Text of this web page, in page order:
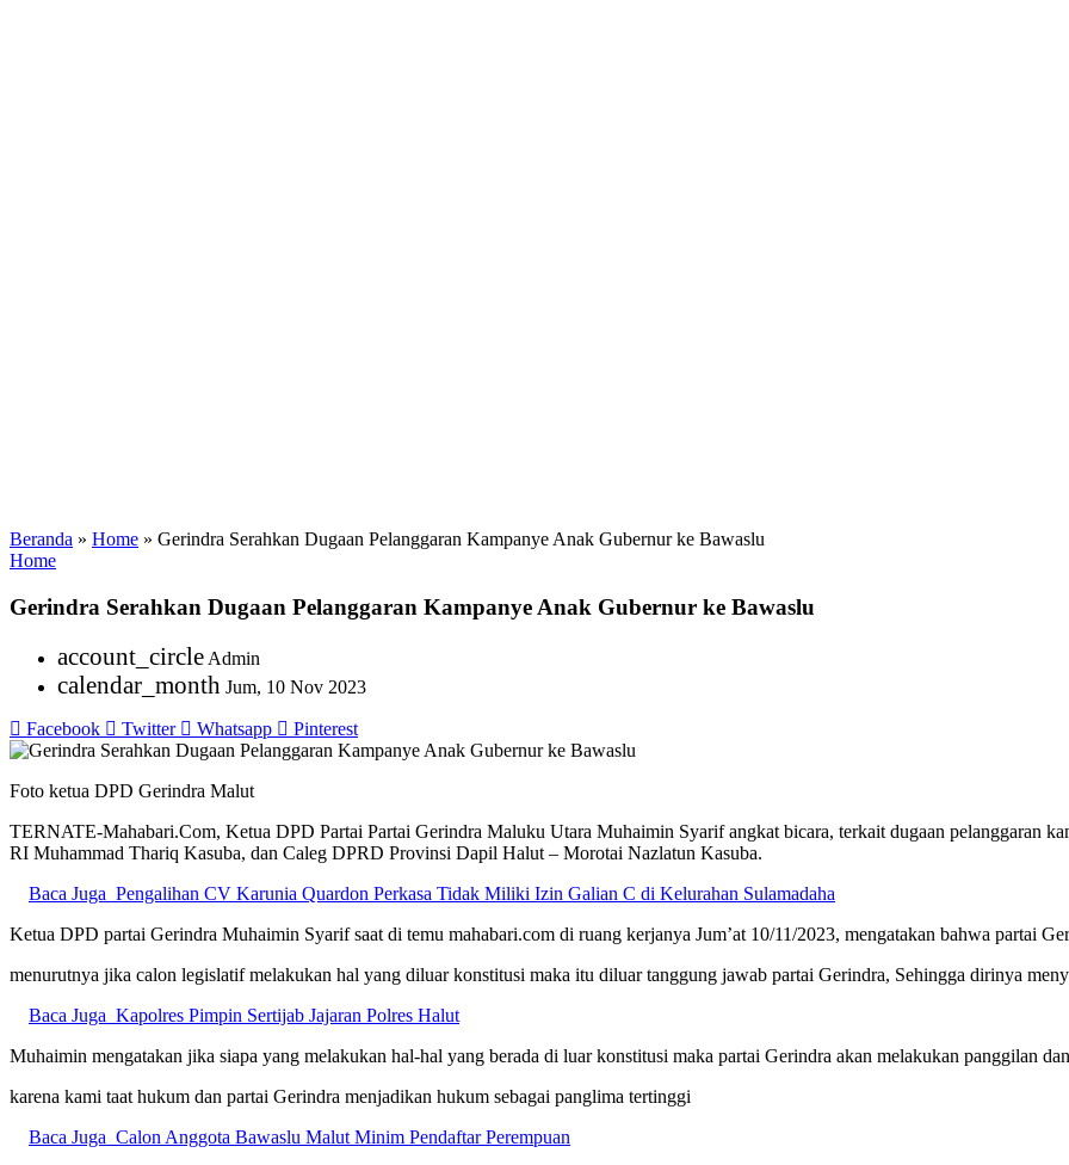
Beranda » Home » Gerindra Serahkan Dugaan Pelanggaran Kampanye Anak Gubernur ke Bawaslu
Home
Gerindra Serahkan Dugaan Pelanggaran Kampanye Anak Gubernur ke Bawaslu
account_circleAdmin
calendar_month Jum, 10 Nov 2023
Facebook Twitter Whatsapp Pinterest
Foto ketua DPD Gerindra Malut
TERNATE-Mahabari.Com, Ketua DPD Partai Partai Gerindra Maluku Utara Muhaimin Syarif angkat bicara, terkait dugaan pelanggaran
RI Muhammad Thariq Kasuba, dan Caleg DPRD Provinsi Dapil Halut – Morotai Nazlatun Kasuba.
Baca Juga Pengalihan CV Karunia Quardon Perkasa Tidak Miliki Izin Galian C di Kelurahan Sulamadaha
Ketua DPD partai Gerindra Muhaimin Syarif saat di temu mahabari.com di ruang kerjanya Jum’at 10/11/2023, mengatakan bahwa partai
menurutnya jika calon legislatif melakukan hal yang diluar konstitusi maka itu diluar tanggung jawab partai Gerindra, Sehingga dirinya
Baca Juga Kapolres Pimpin Sertijab Jajaran Polres Halut
Muhaimin mengatakan jika siapa yang melakukan hal-hal yang berada di luar konstitusi maka partai Gerindra akan melakukan panggilan
karena kami taat hukum dan partai Gerindra menjadikan hukum sebagai panglima tertinggi
Baca Juga Calon Anggota Bawaslu Malut Minim Pendaftar Perempuan